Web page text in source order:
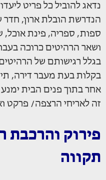
נדאג להוביל כל פריט
הנדרשת הובלת ארון, חדר
ספות, ספריה, פינת אוכל,
ושאר הרהיטים כרוכה
בגלל רגישותם של
בקלות בעת מעבר דירה,
אחר בתוך פנים הבית
זה לאריחי הרצפה/ פרקט
פירוק והרכבת
תקווה